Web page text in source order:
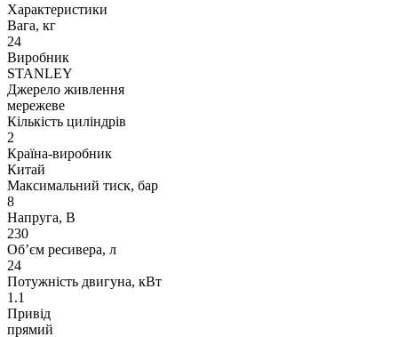
Характеристики
Вага, кг
24
Виробник
STANLEY
Джерело живлення
мережеве
Кількість циліндрів
2
Країна-виробник
Китай
Максимальний тиск, бар
8
Напруга, В
230
Об’єм ресивера, л
24
Потужність двигуна, кВт
1.1
Привід
прямий